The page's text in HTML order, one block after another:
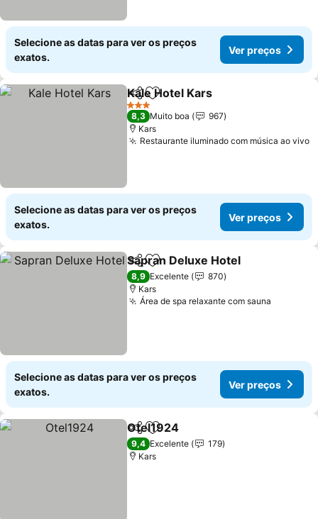
Selecione as datas para ver os preços
exatos.
Ver preços
PartilharAdicionar aos favoritos
Kale Hotel Kars
3 Estrelas
8,3 Muito boa
967
Kars
Restaurante iluminado com música ao vivo
Selecione as datas para ver os preços
exatos.
Ver preços
PartilharAdicionar aos favoritos
Sapran Deluxe Hotel
8,9 Excelente
870
Kars
Área de spa relaxante com sauna
Selecione as datas para ver os preços
exatos.
Ver preços
PartilharAdicionar aos favoritos
Otel1924
9,4 Excelente
179
Kars